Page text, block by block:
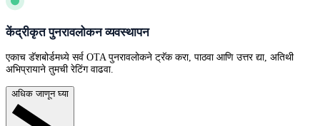
केंद्रीकृत पुनरावलोकन व्यवस्थापन
एकाच डॅशबोर्डमध्ये सर्व OTA पुनरावलोकने ट्रॅक करा, पाठवा आणि उत्तर द्या, अतिथी
अभिप्रायाने तुमची रेटिंग वाढवा.
अधिक जाणून घ्या